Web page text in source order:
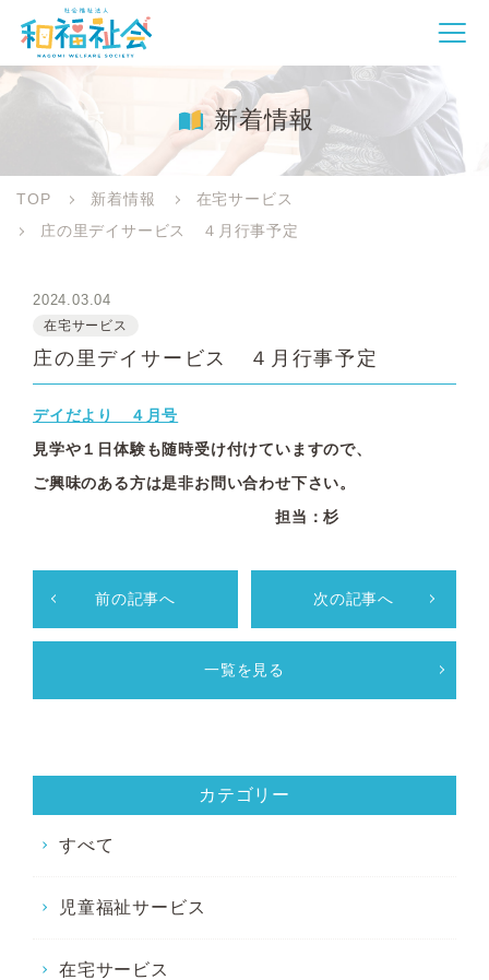
新着情報
TOP 新着情報
在宅サービス
庄の里デイサービス ４月行事予定
2024.03.04
在宅サービス
庄の里デイサービス ４月行事予定
デイだより ４月号
見学や１日体験も随時受け付けていますので、
ご興味のある方は是非お問い合わせ下さい。
担当：杉
前の記事へ
一覧を見る
次の記事へ
カテゴリー
すべて
児童福祉サービス
在宅サービス